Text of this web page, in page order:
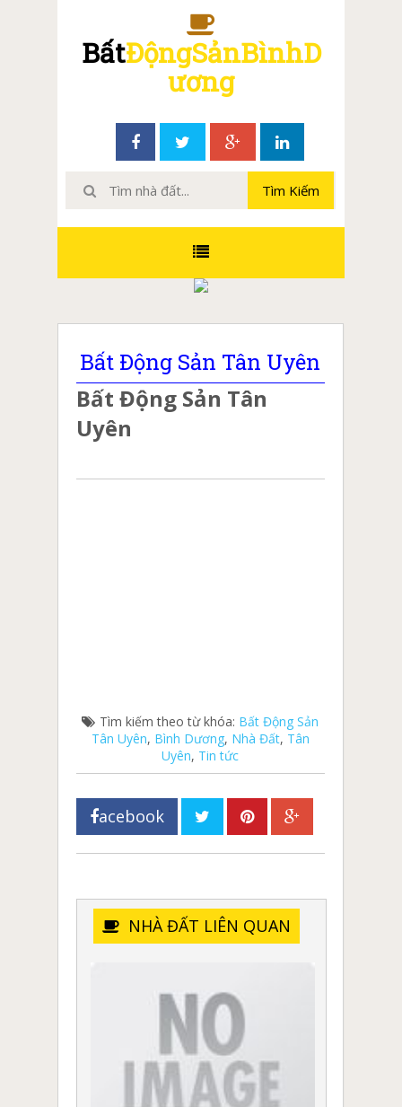
BấtĐộngSảnBìnhD
ương
Bất Động Sản Tân Uyên
Bất Động Sản Tân
Uyên
Tìm kiếm theo từ khóa: Bất Động Sản
Tân Uyên, Bình Dương, Nhà Đất, Tân
Uyên, Tin tức
acebook
NHÀ ĐẤT LIÊN QUAN